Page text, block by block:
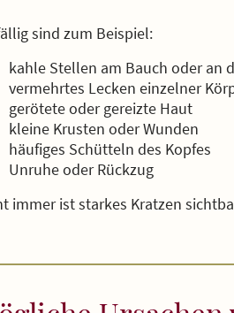
sind zum Beispiel:
kahle Stellen am Bauch oder an
vermehrtes Lecken einzelner
gerötete oder gereizte Haut
kleine Krusten oder Wunden
häufiges Schütteln des Kopfes
Unruhe oder Rückzug
immer ist starkes Kratzen